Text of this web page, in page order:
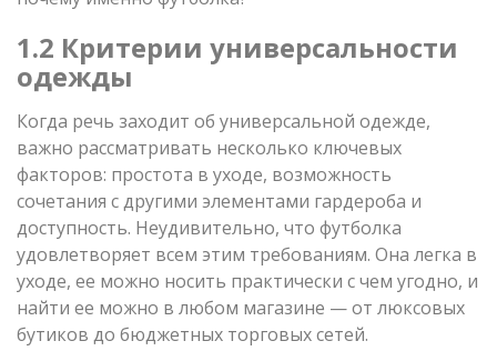
1.2 Критерии универсальности
одежды
Когда речь заходит об универсальной одежде,
важно рассматривать несколько ключевых
факторов: простота в уходе, возможность
сочетания с другими элементами гардероба и
доступность. Неудивительно, что футболка
удовлетворяет всем этим требованиям. Она легка в
уходе, ее можно носить практически с чем угодно, и
найти ее можно в любом магазине — от люксовых
бутиков до бюджетных торговых сетей.